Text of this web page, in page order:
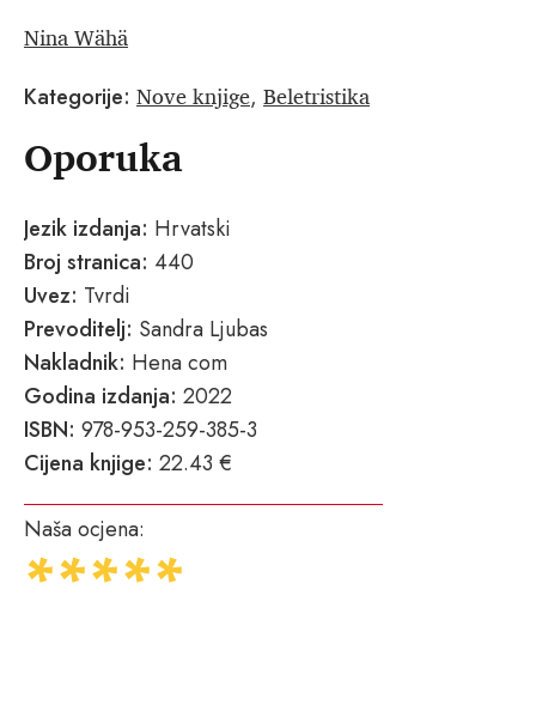
Nina Wähä
Kategorije: Nove knjige, Beletristika
Oporuka
Jezik izdanja: Hrvatski
Broj stranica: 440
Uvez: Tvrdi
Prevoditelj: Sandra Ljubas
Nakladnik: Hena com
Godina izdanja: 2022
ISBN: 978-953-259-385-3
Cijena knjige: 22.43 €
Naša ocjena: